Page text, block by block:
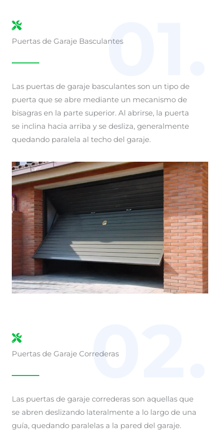
Puertas de Garaje Basculantes01.
Las puertas de garaje basculantes son un tipo de
puerta que se abre mediante un mecanismo de
bisagras en la parte superior. Al abrirse, la puerta
se inclina hacia arriba y se desliza, generalmente
quedando paralela al techo del garaje.
Puertas de Garaje Correderas02.
Las puertas de garaje correderas son aquellas que
se abren deslizando lateralmente a lo largo de una
guía, quedando paralelas a la pared del garaje.